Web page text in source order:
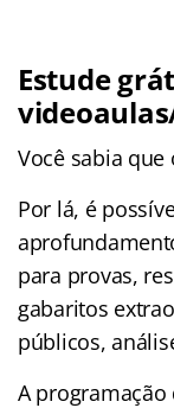
Estude
Você sabia que
Por lá, é
para provas,
gabaritos
públicos,
A programação